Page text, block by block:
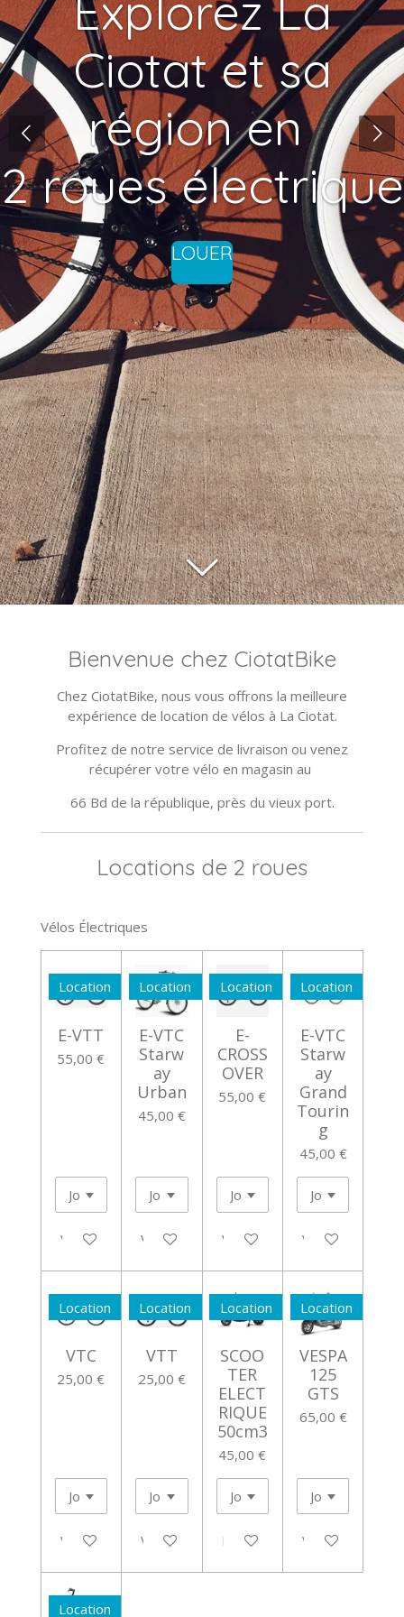
Ciotat et sa
région en
2 roues électrique
LOUER
Bienvenue chez CiotatBike
Chez CiotatBike, nous vous offrons la meilleure
expérience de location de vélos à La Ciotat.
Profitez de notre service de livraison ou venez
récupérer votre vélo en magasin au
66 Bd de la république, près du vieux port.
Locations de 2 roues
Vélos Électriques
Location
E-VTT
55,00 €
Voir les détails
Location
E-VTC
Starw
ay
Urban
45,00 €
Voir les détails
Location
E-
CROSS
OVER
55,00 €
Voir les détails
Location
E-VTC
Starw
ay
Grand
Tourin
g
45,00 €
Voir les détails
Location
VTC
25,00 €
Voir les détails
Location
VTT
25,00 €
Voir les détails
Location
SCOO
TER
ELECT
RIQUE
50cm3
45,00 €
M'avertir si disponible
Location
VESPA
125
GTS
65,00 €
Voir les détails
Location